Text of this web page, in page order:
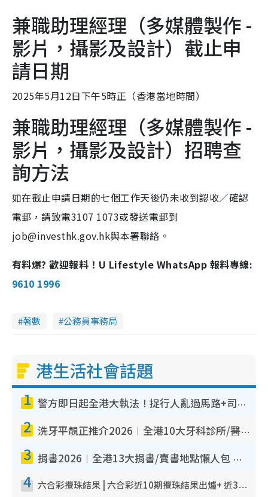
兼職助理經理（多媒體製作 -
影片，攝影及設計）截止申
請日期
2025年5月12日下午5時正（香港當地時間）
兼職助理經理（多媒體製作 -
影片，攝影及設計）招聘查
詢方法
如在截止申請日期的七個工作天後仍未收到認收／確認
電郵，請致電3107 1073或發送電郵到
job@investhk.gov.hk與本署聯絡。
有料爆? 歡迎報料！U Lifestyle WhatsApp 報料專線:
9610 1996
著數 公務員事務局
港生活社會話題
1 警方即日起全港大執法！捉行人亂過馬路+司機不專注駕駛！亂過馬路罰$2000
2 洗牙平靚正推介2026︱全港10大牙科診所/醫院懶人包 夜診至8點/鎮靜潔牙/醫療券適用
3 捐書2026︱全港13大捐書/賣書地點懶人包 二手課本最高$150＋舊書換免費咖啡/戲票
4 六合彩攪珠結果 | 六合彩近10期攪珠結果出爐+ 近30期最旺熱門中獎號碼